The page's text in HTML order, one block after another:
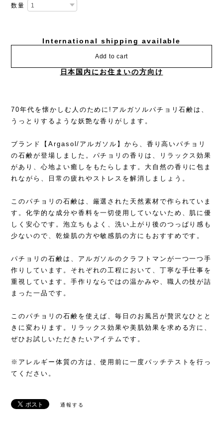
数量
International shipping available
Add to cart
日本国内にお住まいの方向け
70年代を懐かしむ人のために!アルガソルパチョリ石鹸は、
うっとりするような妖艶な香りがします。
ブランド【Argasol/アルガソル】から、香り高いパチョリ
の石鹸が登場しました。パチョリの香りは、リラックス効果
があり、心地よい癒しをもたらします。大自然の香りに包ま
れながら、日常の疲れやストレスを解消しましょう。
このパチョリの石鹸は、厳選された天然素材で作られていま
す。化学的な成分や香料を一切使用していないため、肌に優
しく安心です。泡立ちもよく、洗い上がり後のつっぱり感も
少ないので、乾燥肌の方や敏感肌の方にもおすすめです。
パチョリの石鹸は、アルガソルのクラフトマンが一つ一つ手
作りしています。それぞれの工程において、丁寧な手仕事を
重視しています。手作りならではの温かみや、職人の技が詰
まった一品です。
このパチョリの石鹸を使えば、毎日のお風呂が贅沢なひとと
きに変わります。リラックス効果や美肌効果を求める方に、
ぜひお試しいただきたいアイテムです。
※アレルギー体質の方は、使用前に一度パッチテストを行っ
てください。
通報する